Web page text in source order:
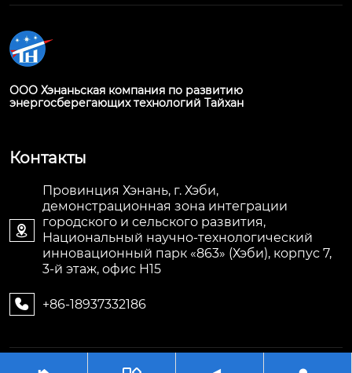
ООО Хэнаньская компания по развитию
энергосберегающих технологий Тайхан
Контакты

Провинция Хэнань, г. Хэби,
демонстрационная зона интеграции
городского и сельского развития,
Национальный научно-технологический
инновационный парк «863» (Хэби), корпус 7,
3-й этаж, офис H15
 +86-18937332186